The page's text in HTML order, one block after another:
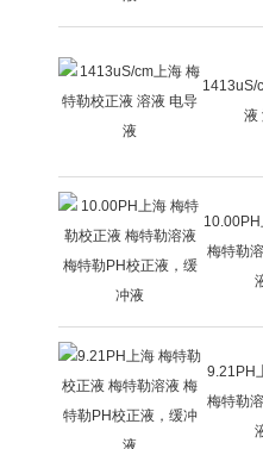
1413uS/
液
梅特勒
9.21PH
梅特勒